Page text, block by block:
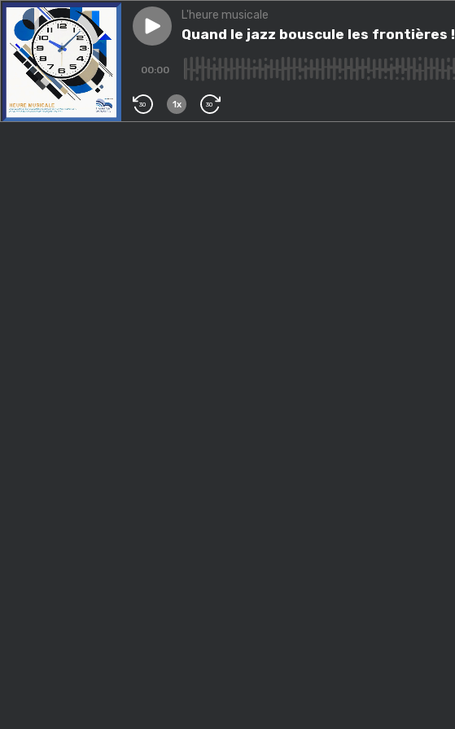
Play episodeQuand le jazz bouscule les frontières !
L'heure musicale
Quand le jazz bouscule les frontières !
00:00
30 1x 30